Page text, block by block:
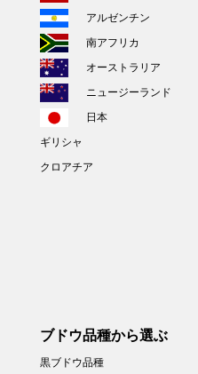
アルゼンチン
南アフリカ
オーストラリア
ニュージーランド
日本
ギリシャ
クロアチア
ブドウ品種から選ぶ
黒ブドウ品種